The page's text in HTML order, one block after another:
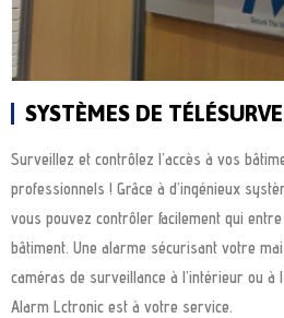
SYSTÈMES DE
Surveillez et contrôlez l’accès à vos
professionnels ! Grâce à d’ingénieux
vous pouvez contrôler facilement qui
bâtiment. Une alarme sécurisant votre
caméras de surveillance à l’intérieur ou à
Alarm Lctronic est à votre service.